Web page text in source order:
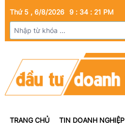
Thứ 5 , 6/8/2026 9 : 34 : 21 PM
TRANG CHỦ TIN DOANH NGHIỆP